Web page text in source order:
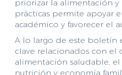
priorizar la alimentación y
prácticas permite apoyar
académico y favorecer el
A lo largo de este boletín
clave relacionados con el
alimentación saludable,
nutrición y economía